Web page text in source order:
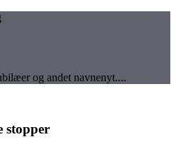
og andet navnenyt....
stopper